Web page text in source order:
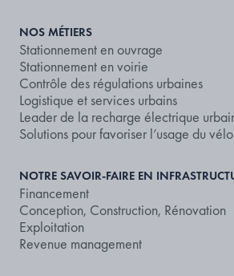
NOS MÉTIERS
Stationnement en ouvrage
Stationnement en voirie
Contrôle des régulations urbaines
Logistique et services urbains
Leader de la recharge électrique
Solutions pour favoriser l’usage du vélo
NOTRE SAVOIR-FAIRE EN
Financement
Conception, Construction, Rénovation
Exploitation
Revenue management